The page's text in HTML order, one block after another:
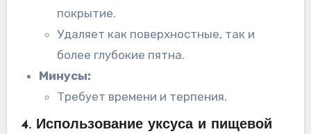
покрытие.
Удаляет как поверхностные, так и
более глубокие пятна.
Минусы:
Требует времени и терпения.
4. Использование уксуса и пищевой